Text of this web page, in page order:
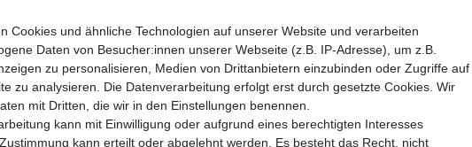
Cookies und ähnliche Technologien auf unserer Website und verarbeiten
Daten von Besucher:innen unserer Webseite (z.B. IP-Adresse), um z.B.
zu personalisieren, Medien von Drittanbietern einzubinden oder Zugriffe auf
zu analysieren. Die Datenverarbeitung erfolgt erst durch gesetzte Cookies. Wir
mit Dritten, die wir in den Einstellungen benennen.
kann mit Einwilligung oder aufgrund eines berechtigten Interesses
kann erteilt oder abgelehnt werden. Es besteht das Recht, nicht